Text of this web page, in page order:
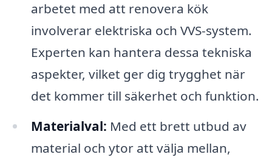
arbetet med att renovera kök
involverar elektriska och VVS-system.
Experten kan hantera dessa tekniska
aspekter, vilket ger dig trygghet när
det kommer till säkerhet och funktion.
Materialval: Med ett brett utbud av
material och ytor att välja mellan,